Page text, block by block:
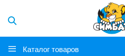
Каталог товаров